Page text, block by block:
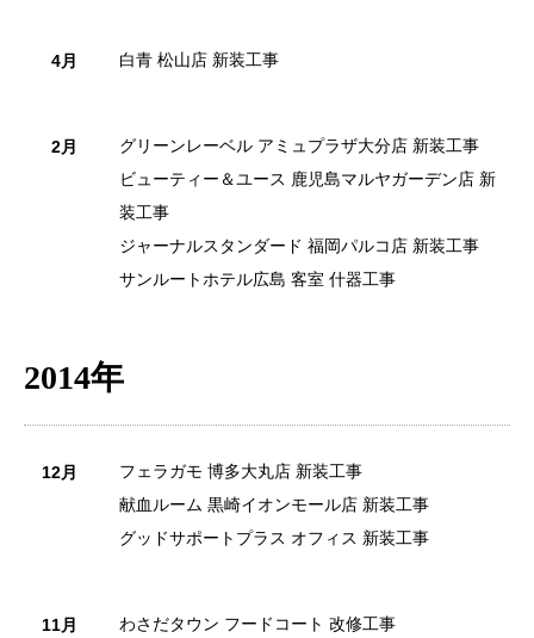
4月 白青 松山店 新装工事
2月
グリーンレーベル アミュプラザ大分店 新装工事
ビューティー＆ユース 鹿児島マルヤガーデン店 新
装工事
ジャーナルスタンダード 福岡パルコ店 新装工事
サンルートホテル広島 客室 什器工事
2014年
12月
フェラガモ 博多大丸店 新装工事
献血ルーム 黒崎イオンモール店 新装工事
グッドサポートプラス オフィス 新装工事
11月
わさだタウン フードコート 改修工事